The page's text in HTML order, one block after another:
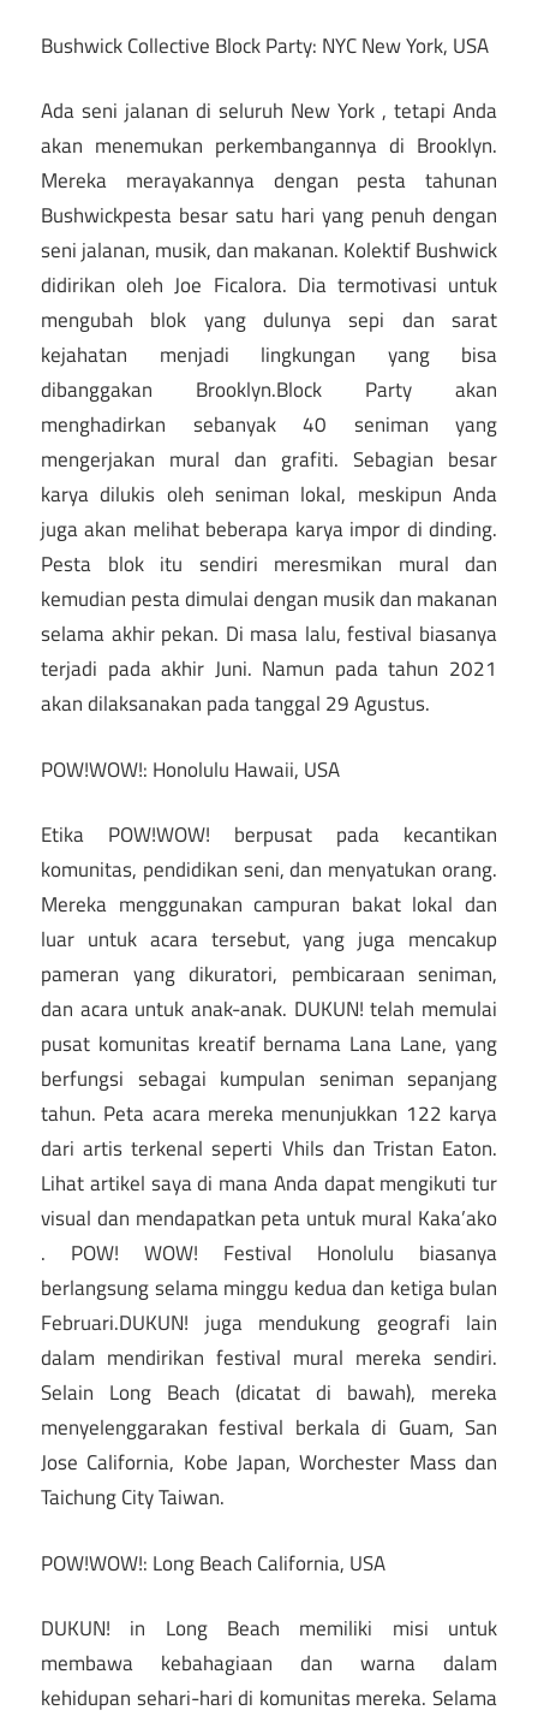
Bushwick Collective Block Party: NYC New York, USA
Ada seni jalanan di seluruh New York , tetapi Anda
akan menemukan perkembangannya di Brooklyn.
Mereka merayakannya dengan pesta tahunan
Bushwickpesta besar satu hari yang penuh dengan
seni jalanan, musik, dan makanan. Kolektif Bushwick
didirikan oleh Joe Ficalora. Dia termotivasi untuk
mengubah blok yang dulunya sepi dan sarat
kejahatan menjadi lingkungan yang bisa
dibanggakan Brooklyn.Block Party akan
menghadirkan sebanyak 40 seniman yang
mengerjakan mural dan grafiti. Sebagian besar
karya dilukis oleh seniman lokal, meskipun Anda
juga akan melihat beberapa karya impor di dinding.
Pesta blok itu sendiri meresmikan mural dan
kemudian pesta dimulai dengan musik dan makanan
selama akhir pekan. Di masa lalu, festival biasanya
terjadi pada akhir Juni. Namun pada tahun 2021
akan dilaksanakan pada tanggal 29 Agustus.
POW!WOW!: Honolulu Hawaii, USA
Etika POW!WOW! berpusat pada kecantikan
komunitas, pendidikan seni, dan menyatukan orang.
Mereka menggunakan campuran bakat lokal dan
luar untuk acara tersebut, yang juga mencakup
pameran yang dikuratori, pembicaraan seniman,
dan acara untuk anak-anak. DUKUN! telah memulai
pusat komunitas kreatif bernama Lana Lane, yang
berfungsi sebagai kumpulan seniman sepanjang
tahun. Peta acara mereka menunjukkan 122 karya
dari artis terkenal seperti Vhils dan Tristan Eaton.
Lihat artikel saya di mana Anda dapat mengikuti tur
visual dan mendapatkan peta untuk mural Kaka’ako
. POW! WOW! Festival Honolulu biasanya
berlangsung selama minggu kedua dan ketiga bulan
Februari.DUKUN! juga mendukung geografi lain
dalam mendirikan festival mural mereka sendiri.
Selain Long Beach (dicatat di bawah), mereka
menyelenggarakan festival berkala di Guam, San
Jose California, Kobe Japan, Worchester Mass dan
Taichung City Taiwan.
POW!WOW!: Long Beach California, USA
DUKUN! in Long Beach memiliki misi untuk
membawa kebahagiaan dan warna dalam
kehidupan sehari-hari di komunitas mereka. Selama